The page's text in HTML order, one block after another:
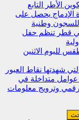
الأطر التابع
الإدماج يحصل على
للسجون وطنية
قطر تنظم حفل
لليوم الاثنين
شهدتها نقاط العبور
عوامل متداخلة في
وترويج معلومات